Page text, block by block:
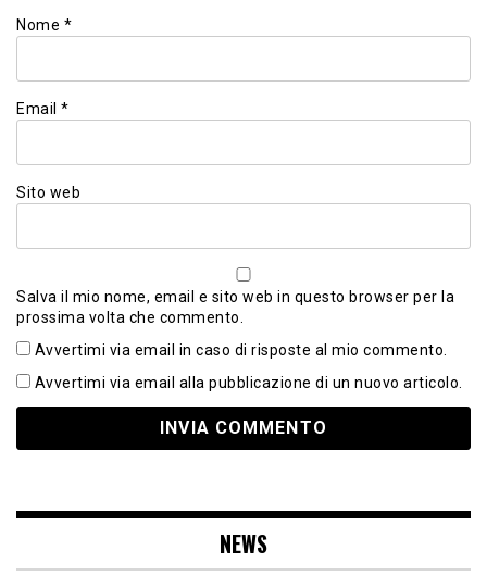
Nome *
Email *
Sito web
Salva il mio nome, email e sito web in questo browser per la
prossima volta che commento.
Avvertimi via email in caso di risposte al mio commento.
Avvertimi via email alla pubblicazione di un nuovo articolo.
NEWS